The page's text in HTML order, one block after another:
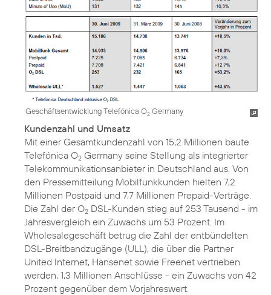
Geschäftsentwicklung Telefónica O2 Germany
Kundenzahl und Umsatz
Mit einer Gesamtkundenzahl von 15,2 Millionen baute
Telefónica O2 Germany seine Stellung als integrierter
Telekommunikationsanbieter in Deutschland aus. Von
den Pressemitteilung Mobilfunkkunden hielten 7,2
Millionen Postpaid und 7,7 Millionen Prepaid-Verträge.
Die Zahl der O2 DSL-Kunden stieg auf 253 Tausend - im
Jahresvergleich ein Zuwachs um 53 Prozent. Im
Wholesalegeschäft betrug die Zahl der entbündelten
DSL-Breitbandzugänge (ULL), die über die Partner
United Internet, Hansenet sowie Freenet vertrieben
werden, 1,3 Millionen Anschlüsse - ein Zuwachs von 42
Prozent gegenüber dem Vorjahreswert.